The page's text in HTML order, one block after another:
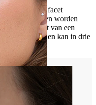
stenen zijn in facet
en de stenen worden
het effect van een
van messing en kan in drie